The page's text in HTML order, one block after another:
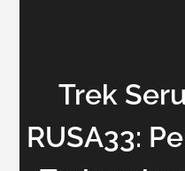
Trek
RUSA33: